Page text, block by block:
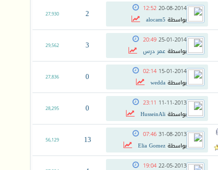
20-08-2014
12:52
بواسطة alocam5
2
27,930
25-01-2014
20:49
بواسطةعمر درس 3
29,562
15-01-2014
02:14
بواسطةwedda
0
27,836
11-11-2013
23:11
بواسطةHusseinAli
0
28,295
31-08-2013
07:46
بواسطةElia Gomez
13
56,129
22-05-2013
19:04